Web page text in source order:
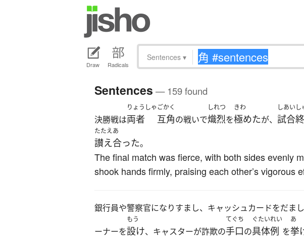
Draw Radicals
Sentences ▾
Sentences — 159 found
決勝戦は
りょうしゃ
両者
ごかく
互角の戦いで
しれつ
熾烈を
きわ
極めたが、
しあい
試合
し
たたえあ
讃え合った。
The final match was fierce, with both sides evenly
shook hands firmly, praising each other’s vigorous
銀行員や警察官になりすまし、キャッシュカードをだま
ーナーを
もう
設け、キャスターが詐欺の
てぐち
手口の
ぐたいれい
具体例 を
あ
挙